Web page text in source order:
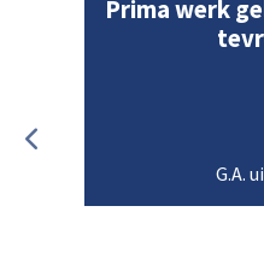
Prima werk
G.A.